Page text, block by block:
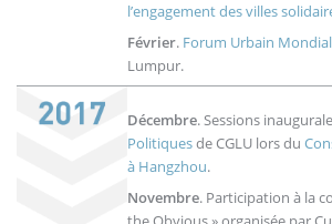
l’engagement des villes
Février. Forum Urbain Mondial
Lumpur.
Décembre. Sessions
Politiquesde CGLU lors du
à Hangzhou.
Novembre. Participation à la